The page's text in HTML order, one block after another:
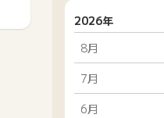
2026年
8月
7月
6月